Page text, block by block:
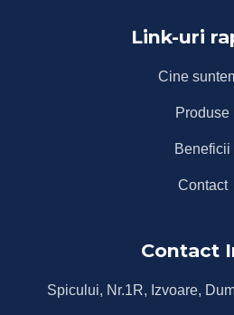
Link-uri
Cine
Produse
Beneficii
Contact
Contact
Spicului, Nr.1R, Izvoare,